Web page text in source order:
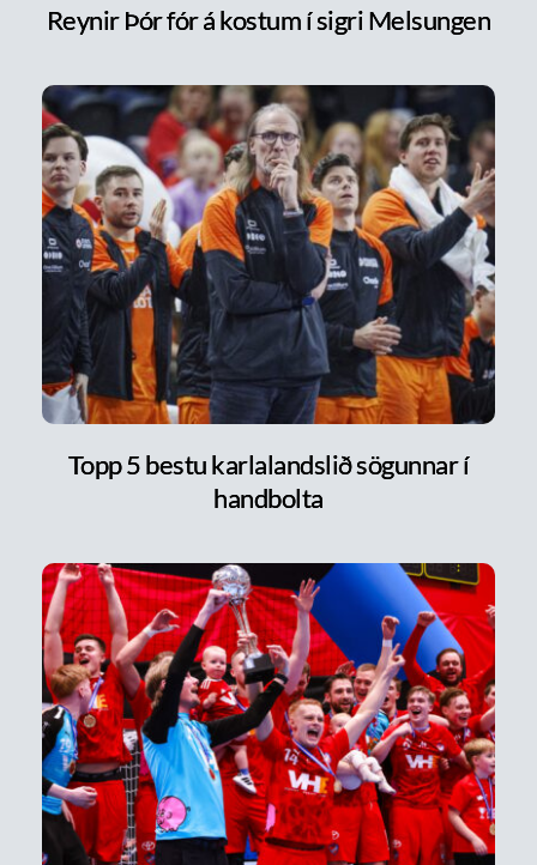
Reynir Þór fór á kostum í sigri Melsungen
Topp 5 bestu karlalandslið sögunnar í
handbolta